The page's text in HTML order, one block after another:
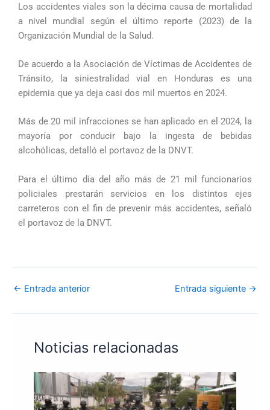
Los accidentes viales son la décima causa de mortalidad
a nivel mundial según el último reporte (2023) de la
Organización Mundial de la Salud.
De acuerdo a la Asociación de Víctimas de Accidentes de
Tránsito, la siniestralidad vial en Honduras es una
epidemia que ya deja casi dos mil muertos en 2024.
Más de 20 mil infracciones se han aplicado en el 2024, la
mayoría por conducir bajo la ingesta de bebidas
alcohólicas, detalló el portavoz de la DNVT.
Para el último día del año más de 21 mil funcionarios
policiales prestarán servicios en los distintos ejes
carreteros con el fin de prevenir más accidentes, señaló
el portavoz de la DNVT.
← Entrada anterior Entrada siguiente →
Noticias relacionadas